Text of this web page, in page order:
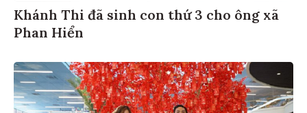
Khánh Thi đã sinh con thứ 3 cho ông xã
Phan Hiển